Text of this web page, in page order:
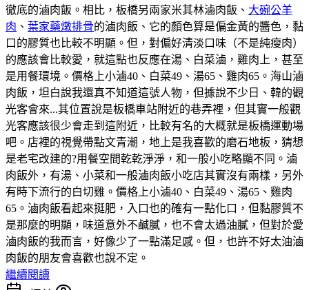
徹底的滷肉飯。相比，板橋另兩家米其林滷肉飯、 大碗公羊
肉 、 葉家藥燉排骨的滷肉飯、它的顏色算是偏金黃的醬色，黏
口的膠質也比較不明顯。但，對偏好清淡口味（不是純瘦肉）
的應該會比較愛，就這點也反應在湯、白菜滷，雞肉上，甚至
是用餐環境。價格上小滷40、白菜49、湯65、雞肉65。海山滷
肉飯，坦白說我還真不知道這號人物，但據說不少日、韓的觀
光客會來...其位置說是板橋車站附近的巷弄裡，但其實一般觀
光客應該很少會走到這附近，比較有名的大概就是板橋運動場
吧。店裡的視覺帶點文青潮，地上是我喜歡的磨石地板，猜想
是老宅改建的?用餐空間乾乾淨淨，和一般小吃略顯不同。滷
肉飯外，有湯、小菜和一般滷肉飯小吃店其實沒有兩樣，另外
有時下流行的白切雞。價格上小滷40、白菜49、湯65、雞肉
65。滷肉飯看起來挺肥，入口也的確有一點化口，但黏膠質不
是那麼的明顯，味道意外不鹹膩，也不會太過油膩，但對於愛
滷肉飯的我而言，好像少了一點滿足感。但，也許不好太油滷
肉飯的朋友會喜歡也說不定。
繼續閱讀